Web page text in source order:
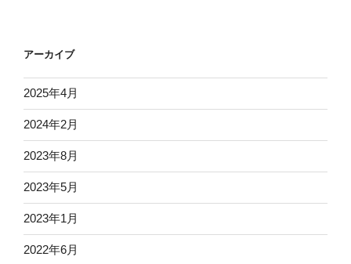
アーカイブ
2025年4月
2024年2月
2023年8月
2023年5月
2023年1月
2022年6月